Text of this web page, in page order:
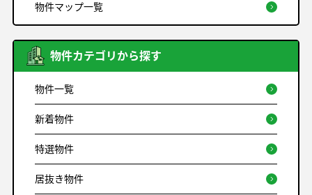
物件マップ一覧
物件カテゴリから探す
物件一覧
新着物件
特選物件
居抜き物件